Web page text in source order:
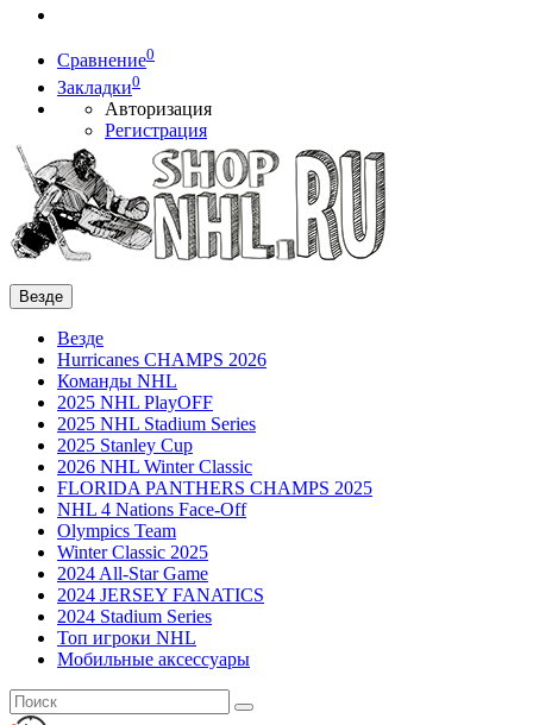
Сравнение0
Закладки0
Авторизация
Регистрация
Везде
Везде
Hurricanes CHAMPS 2026
Команды NHL
2025 NHL PlayOFF
2025 NHL Stadium Series
2025 Stanley Cup
2026 NHL Winter Classic
FLORIDA PANTHERS CHAMPS 2025
NHL 4 Nations Face-Off
Olympics Team
Winter Classic 2025
2024 All-Star Game
2024 JERSEY FANATICS
2024 Stadium Series
Топ игроки NHL
Мобильные аксессуары